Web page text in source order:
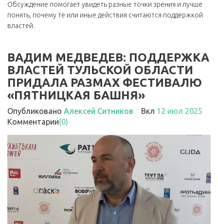
Обсуждение помогает увидеть разные точки зрения и лучше
понять, почему те или иные действия считаются поддержкой
властей.
ВАДИМ МЕДВЕДЕВ: ПОДДЕРЖКА
ВЛАСТЕЙ ТУЛЬСКОЙ ОБЛАСТИ
ПРИДАЛА РАЗМАХ ФЕСТИВАЛЮ
«ПЯТНИЦКАЯ БАШНЯ»
Опубликовано Алексей Ситников Вкл 12 июл 2025
Комментарии(0)